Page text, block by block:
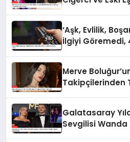
‘Aşk, Evlilik,
İlgiyi Göremedi,
Merve
Takipçilerinden
Galatasaray
Sevgilisi Wanda